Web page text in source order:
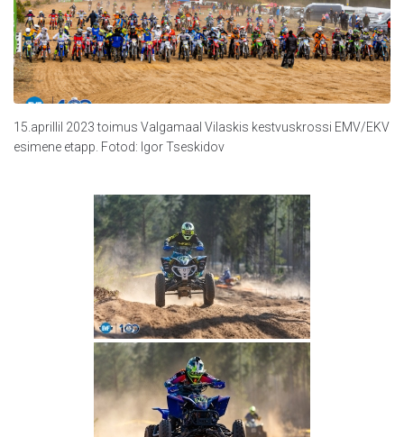
15.aprillil 2023 toimus Valgamaal Vilaskis kestvuskrossi EMV/EKV
esimene etapp. Fotod: Igor Tseskidov